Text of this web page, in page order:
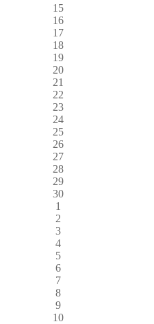
15
16
17
18
19
20
21
22
23
24
25
26
27
28
29
30
1
2
3
4
5
6
7
8
9
10